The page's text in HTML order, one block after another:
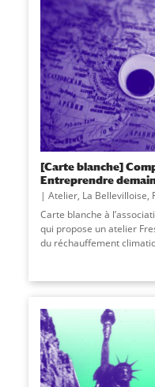
[Carte blanche]
Entreprendre
Atelier, La Bellevilloise,
Carte blanche à
qui propose un atelier
du réchauffement